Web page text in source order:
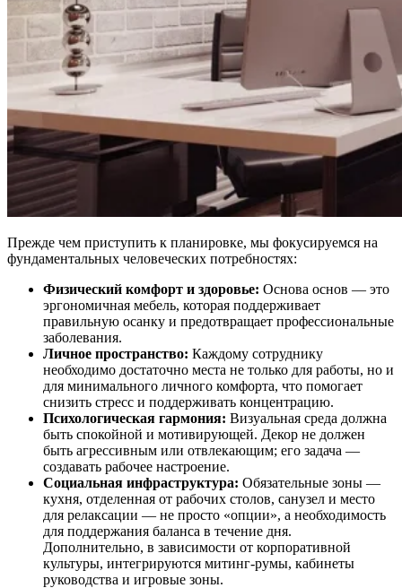
Прежде чем приступить к планировке, мы фокусируемся на
фундаментальных человеческих потребностях:
Физический комфорт и здоровье: Основа основ — это
эргономичная мебель, которая поддерживает
правильную осанку и предотвращает профессиональные
заболевания.
Личное пространство: Каждому сотруднику
необходимо достаточно места не только для работы, но и
для минимального личного комфорта, что помогает
снизить стресс и поддерживать концентрацию.
Психологическая гармония: Визуальная среда должна
быть спокойной и мотивирующей. Декор не должен
быть агрессивным или отвлекающим; его задача —
создавать рабочее настроение.
Социальная инфраструктура: Обязательные зоны —
кухня, отделенная от рабочих столов, санузел и место
для релаксации — не просто «опции», а необходимость
для поддержания баланса в течение дня.
Дополнительно, в зависимости от корпоративной
культуры, интегрируются митинг-румы, кабинеты
руководства и игровые зоны.